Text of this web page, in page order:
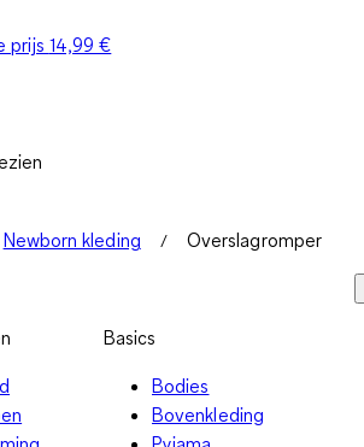
prijs 14,99 €
Newborn kleding Overslagromper
Basics
Bodies
Bovenkleding